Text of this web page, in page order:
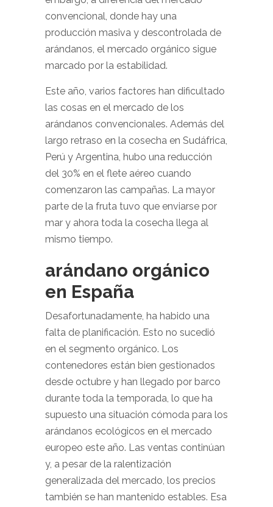
convencional, donde hay una
producción masiva y descontrolada de
arándanos, el mercado orgánico sigue
marcado por la estabilidad.
Este año, varios factores han dificultado
las cosas en el mercado de los
arándanos convencionales. Además del
largo retraso en la cosecha en Sudáfrica,
Perú y Argentina, hubo una reducción
del 30% en el flete aéreo cuando
comenzaron las campañas. La mayor
parte de la fruta tuvo que enviarse por
mar y ahora toda la cosecha llega al
mismo tiempo.
arándano orgánico
en España
Desafortunadamente, ha habido una
falta de planificación. Esto no sucedió
en el segmento orgánico. Los
contenedores están bien gestionados
desde octubre y han llegado por barco
durante toda la temporada, lo que ha
supuesto una situación cómoda para los
arándanos ecológicos en el mercado
europeo este año. Las ventas continúan
y, a pesar de la ralentización
generalizada del mercado, los precios
también se han mantenido estables. Esa